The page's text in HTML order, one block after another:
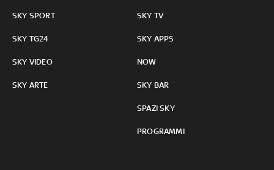
SKY SPORT
SKY TG24
SKY VIDEO
SKY ARTE
SKY TV
SKY APPS
NOW
SKY BAR
SPAZI SKY
PROGRAMMI